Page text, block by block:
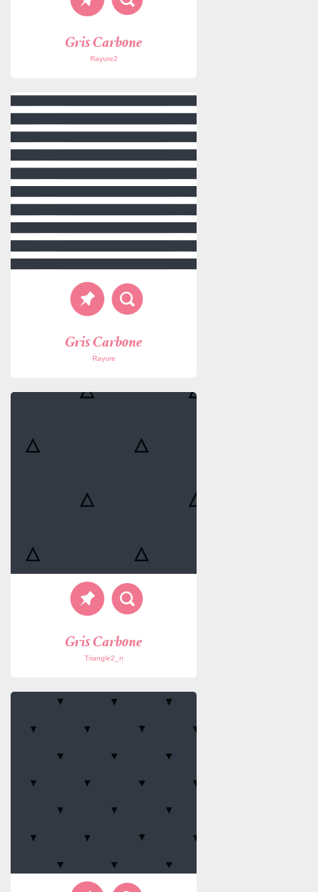
Gris Carbone
Rayure2
Gris Carbone
Rayure
Gris Carbone
Triangle2_n